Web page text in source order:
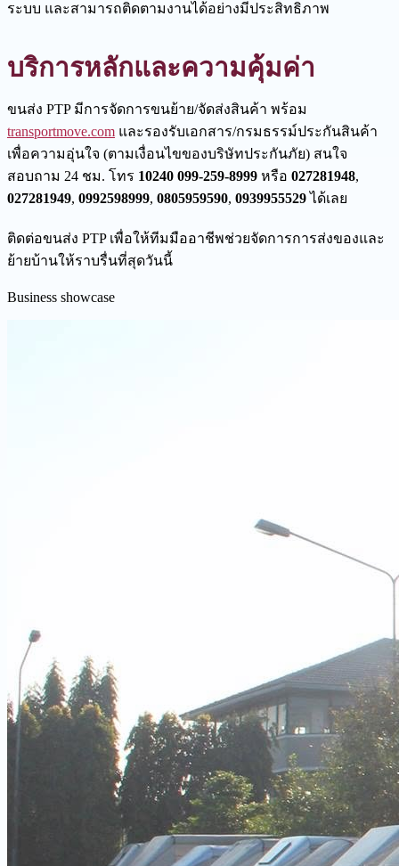
ระบบ และสามารถติดตามงานได้อย่างมีประสิทธิภาพ
บริการหลักและความคุ้มค่า
ขนส่ง PTP มีการจัดการขนย้าย/จัดส่งสินค้า พร้อม
transportmove.com และรองรับเอกสาร/กรมธรรม์ประกันสินค้า
เพื่อความอุ่นใจ (ตามเงื่อนไขของบริษัทประกันภัย) สนใจ
สอบถาม 24 ชม. โทร 10240 099-259-8999 หรือ 027281948,
027281949, 0992598999, 0805959590, 0939955529ได้เลย
ติดต่อขนส่ง PTP เพื่อให้ทีมมืออาชีพช่วยจัดการการส่งของและ
ย้ายบ้านให้ราบรื่นที่สุดวันนี้
Business showcase